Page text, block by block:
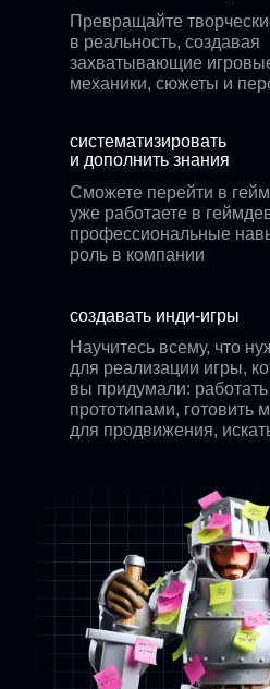
Превращайте
в реальность, создавая
захватывающие
механики, сюжеты и
создавать инди-игры
Научитесь всему, что
для реализации игры,
вы придумали:
прототипами, готовить
для продвижения,
систематизировать
и дополнить знания
Сможете перейти в
уже работаете в
профессиональные
роль в компании